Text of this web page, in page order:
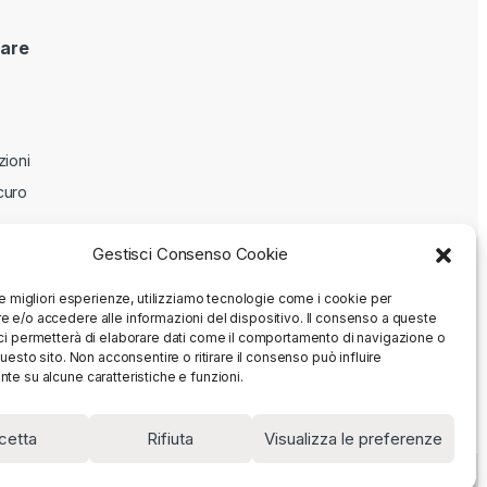
Gestisci Consenso Cookie
migliori esperienze, utilizziamo tecnologie come i cookie per
e/o accedere alle informazioni del dispositivo. Il consenso a queste
permetterà di elaborare dati come il comportamento di navigazione o
sito. Non acconsentire o ritirare il consenso può influire
su alcune caratteristiche e funzioni.
Rifiuta Visualizza le preferenze